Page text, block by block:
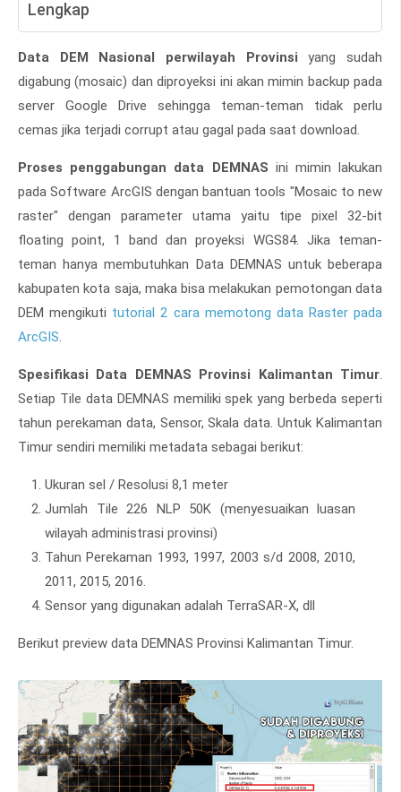
Lengkap
Data DEM Nasional perwilayah Provinsi yang sudah
digabung (mosaic) dan diproyeksi ini akan mimin backup pada
server Google Drive sehingga teman-teman tidak perlu
cemas jika terjadi corrupt atau gagal pada saat download.
Proses penggabungan data DEMNAS ini mimin lakukan
pada Software ArcGIS dengan bantuan tools "Mosaic to new
raster" dengan parameter utama yaitu tipe pixel 32-bit
floating point, 1 band dan proyeksi WGS84. Jika teman-
teman hanya membutuhkan Data DEMNAS untuk beberapa
kabupaten kota saja, maka bisa melakukan pemotongan data
DEM mengikuti tutorial 2 cara memotong data Raster pada
ArcGIS.
Spesifikasi Data DEMNAS Provinsi Kalimantan Timur.
Setiap Tile data DEMNAS memiliki spek yang berbeda seperti
tahun perekaman data, Sensor, Skala data. Untuk Kalimantan
Timur sendiri memiliki metadata sebagai berikut:
Ukuran sel / Resolusi 8,1 meter
Jumlah Tile 226 NLP 50K (menyesuaikan luasan
wilayah administrasi provinsi)
Tahun Perekaman 1993, 1997, 2003 s/d 2008, 2010,
2011, 2015, 2016.
Sensor yang digunakan adalah TerraSAR-X, dll
Berikut preview data DEMNAS Provinsi Kalimantan Timur.